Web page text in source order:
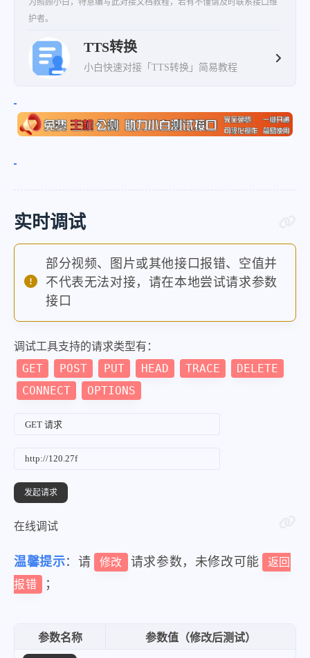
为照顾小白，特意编写此对接文档教程，若有不懂请及时联系接口维
护者。
TTS转换
小白快速对接「TTS转换」简易教程
实时调试
部分视频、图片或其他接口报错、空值并
不代表无法对接，请在本地尝试请求参数
接口
调试工具支持的请求类型有：
GET POST PUT HEAD TRACE
DELETE
CONNECT
OPTIONS
在线调试
温馨提示：请 修改 请求参数，未修改可能
返回
报错
；
参数名称 参数值（修改后测试）